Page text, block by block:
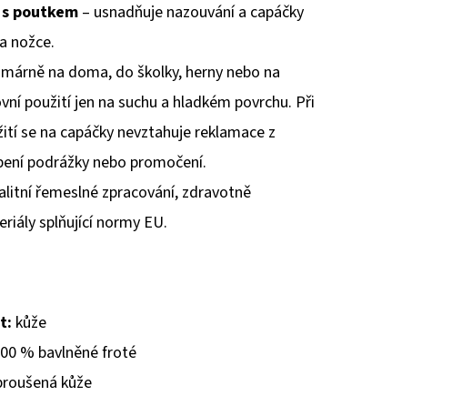
poutkem – usnadňuje nazouvání a capáčky
nožce.
na doma, do školky, herny nebo na
použití jen na suchu a hladkém povrchu. Při
se na capáčky nevztahuje reklamace z
podrážky nebo promočení.
řemeslné zpracování, zdravotně
splňující normy EU.
kůže
% bavlněné froté
kůže